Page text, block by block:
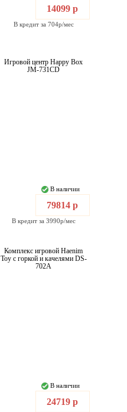
14099 р
В кредит за 704р/мес
Игровой центр Happy Box
JM-731CD
В наличии
79814 р
В кредит за 3990р/мес
Комплекс игровой Haenim
Toy с горкой и качелями DS-
702A
В наличии
24719 р